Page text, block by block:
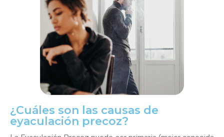
¿Cuáles son las causas de
eyaculación precoz?